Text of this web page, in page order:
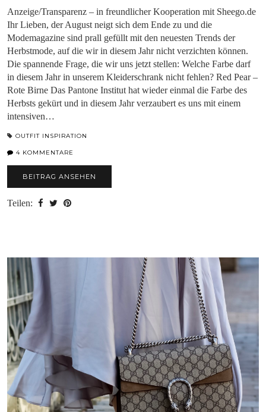
Anzeige/Transparenz – in freundlicher Kooperation mit Sheego.de
Ihr Lieben, der August neigt sich dem Ende zu und die
Modemagazine sind prall gefüllt mit den neuesten Trends der
Herbstmode, auf die wir in diesem Jahr nicht verzichten können.
Die spannende Frage, die wir uns jetzt stellen: Welche Farbe darf
in diesem Jahr in unserem Kleiderschrank nicht fehlen? Red Pear –
Rote Birne Das Pantone Institut hat wieder einmal die Farbe des
Herbsts gekürt und in diesem Jahr verzaubert es uns mit einem
intensiven…
OUTFIT INSPIRATION
4 KOMMENTARE
BEITRAG ANSEHEN
Teilen: